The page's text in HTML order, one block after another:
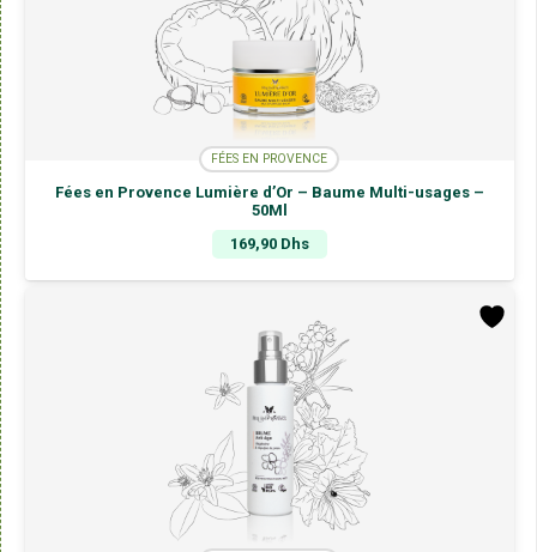
FÉES EN PROVENCE
Fées en Provence Lumière d’Or – Baume Multi-usages –
50Ml
169,90 Dhs